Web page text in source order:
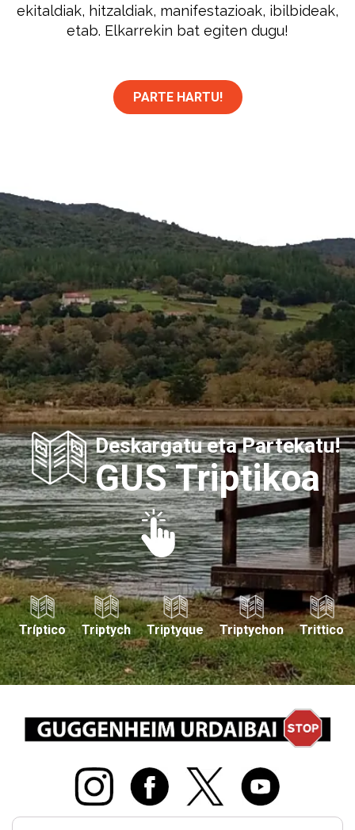
ekitaldiak, hitzaldiak, manifestazioak, ibilbideak,
etab. Elkarrekin bat egiten dugu!
PARTE HARTU!
Deskargatu eta Partekatu!
GUS Triptikoa
Tríptico Triptych Triptyque Triptychon Trittico